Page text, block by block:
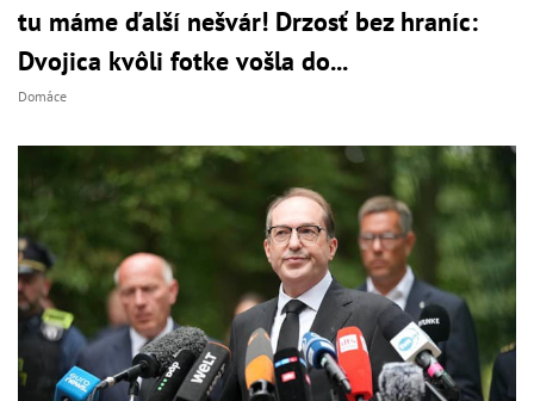
tu máme ďalší nešvár! Drzosť bez hraníc:
Dvojica kvôli fotke vošla do...
Domáce